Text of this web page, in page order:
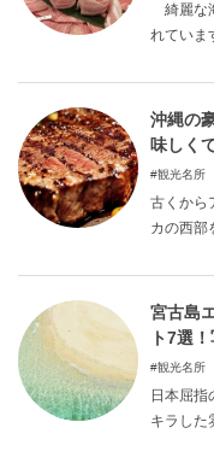
で、次
ょうか。
綺麗な
れていま
ではな
名物を食
回は沖縄
沖縄の
味しく
観光名所
古くから
カの西部
点で非
くのは、
噛めば噛
します
宮古島
ト7選
る！
観光名所
日本屈指
キラした
だ魅力